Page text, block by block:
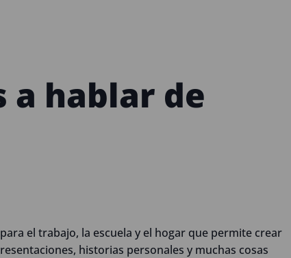
a hablar de
el trabajo, la escuela y el hogar que permite crear
historias personales y muchas cosas